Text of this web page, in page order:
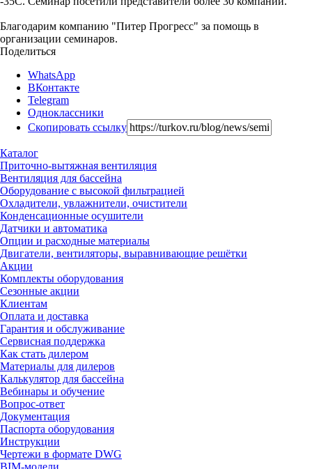
Благодарим компанию "Питер Прогресс" за помощь в
организации семинаров.
Поделиться
WhatsApp
ВКонтакте
Telegram
Одноклассники
Скопировать ссылку
Каталог
Приточно-вытяжная вентиляция
Вентиляция для бассейна
Оборудование с высокой фильтрацией
Охладители, увлажнители, очистители
Конденсационные осушители
Датчики и автоматика
Опции и расходные материалы
Двигатели, вентиляторы, выравнивающие решётки
Акции
Комплекты оборудования
Сезонные акции
Клиентам
Оплата и доставка
Гарантия и обслуживание
Сервисная поддержка
Как стать дилером
Материалы для дилеров
Калькулятор для бассейна
Вебинары и обучение
Вопрос-ответ
Документация
Паспорта оборудования
Инструкции
Чертежи в формате DWG
BIM-модели